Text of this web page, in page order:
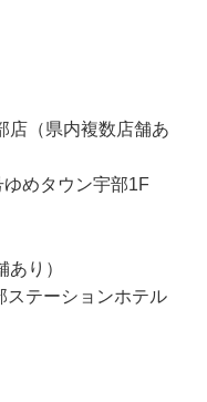
店（県内複数店舗あ
めタウン宇部1F
り）
ステーションホテル